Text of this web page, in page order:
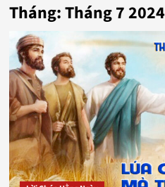
Tháng:Tháng 7 2024